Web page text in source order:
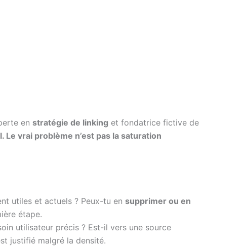
en stratégie de linking et fondatrice fictive de
Le vrai problème n’est pas la saturation
utiles et actuels ? Peux-tu en supprimer ou en
étape.
utilisateur précis ? Est-il vers une source
justifié malgré la densité.